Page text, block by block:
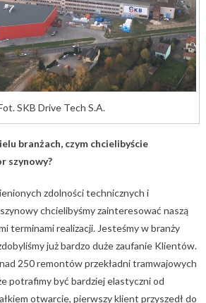
SKB Drive Tech S.A.
branżach, czym chcielibyście
szynowy?
zdolności technicznych i
chcielibyśmy zainteresować naszą
terminami realizacji. Jesteśmy w branży
już bardzo duże zaufanie Klientów.
250 remontów przekładni tramwajowych
potrafimy być bardziej elastyczni od
otwarcie, pierwszy klient przyszedł do